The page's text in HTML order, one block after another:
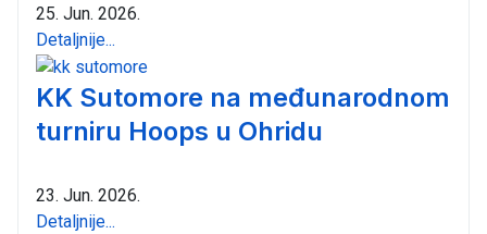
25. Jun. 2026.
Detaljnije...
KK Sutomore na međunarodnom
turniru Hoops u Ohridu
23. Jun. 2026.
Detaljnije...